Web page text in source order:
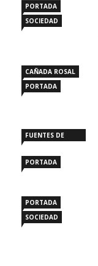
PORTADA
SOCIEDAD
CAÑADA ROSAL
PORTADA
FUENTES DE
PORTADA
PORTADA
SOCIEDAD